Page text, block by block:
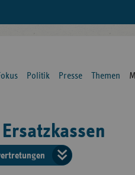
Politik Presse Themen